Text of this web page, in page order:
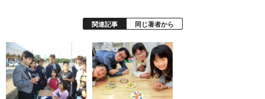
関連記事 同じ著者から